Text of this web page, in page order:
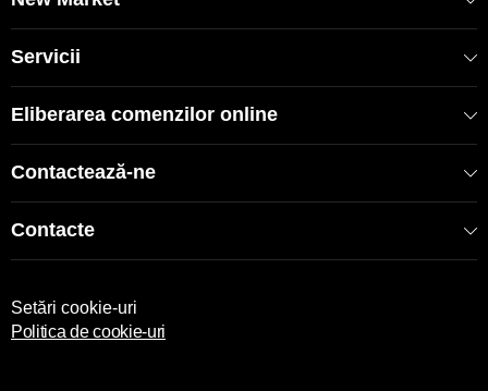
fotografierii și din cauza blitz-ului camerei de fotografiat,
produsele pot căpăta nuanțe diferite. De asemenea,
nuanțele pot să difere de la un calculator la altul.
IMPORTANT: Lenjeria de pat nu se returnează, excepție
EAN: 8682475040600
SKU: 51268
Servicii
Eliberarea comenzilor online
Contactează-ne
Contacte
Setări cookie-uri
Politica de cookie-uri